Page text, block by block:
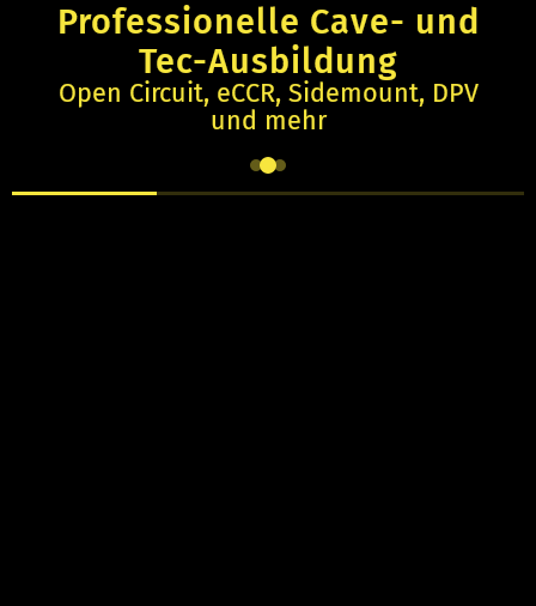
Professionelle Cave- und
Tec-Ausbildung
Open Circuit, eCCR, Sidemount, DPV
und mehr